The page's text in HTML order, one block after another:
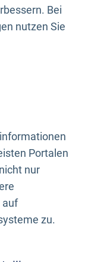
Bei
nutzen Sie
Portalen
nur
auf
zu.